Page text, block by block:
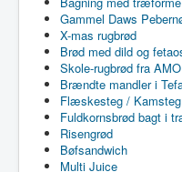
Gammel Daws
X-mas rugbrød
Brød med dild og
Skole-rugbrød fra AMO
Brændte mandler i
Flæskesteg /
Fuldkornsbrød bagt i
Risengrød
Bøfsandwich
Multi Juice